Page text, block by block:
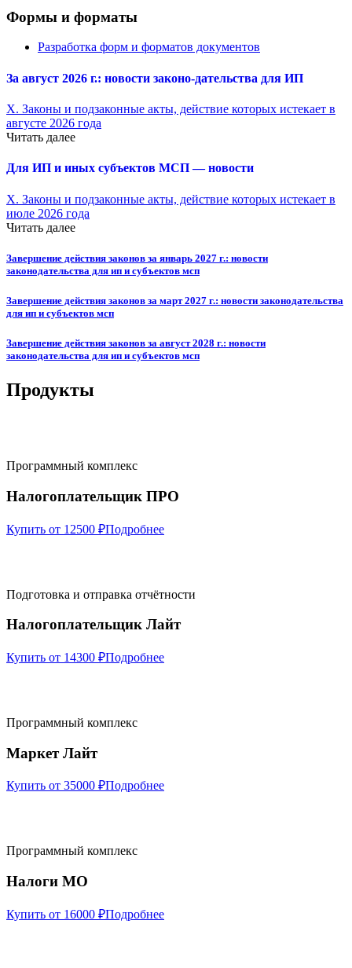
Формы и форматы
Разработка форм и форматов документов
За август 2026 г.: новости законо-дательства для ИП
X. Законы и подзаконные акты, действие которых истекает в
августе 2026 года
Читать далее
Для ИП и иных субъектов МСП — новости
X. Законы и подзаконные акты, действие которых истекает в
июле 2026 года
Читать далее
Завершение действия законов за январь 2027 г.: новости
законодательства для ип и субъектов мсп
Завершение действия законов за март 2027 г.: новости законодательства
для ип и субъектов мсп
Завершение действия законов за август 2028 г.: новости
законодательства для ип и субъектов мсп
Продукты
Программный комплекс
Налогоплательщик ПРО
Купить от 12500 ₽Подробнее
Подготовка и отправка отчётности
Налогоплательщик Лайт
Купить от 14300 ₽Подробнее
Программный комплекс
Маркет Лайт
Купить от 35000 ₽Подробнее
Программный комплекс
Налоги МО
Купить от 16000 ₽Подробнее